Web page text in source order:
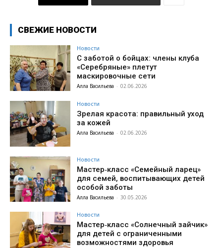
СВЕЖИЕ НОВОСТИ
Новости
С заботой о бойцах: члены клуба
«Серебряные» плетут
маскировочные сети
Алла Васильева - 02.06.2026
Новости
Зрелая красота: правильный уход
за кожей
Алла Васильева - 02.06.2026
Новости
Мастер‑класс «Семейный ларец»
для семей, воспитывающих детей
особой заботы
Алла Васильева - 30.05.2026
Новости
Мастер‑класс «Солнечный зайчик»
для детей с ограниченными
возможностями здоровья